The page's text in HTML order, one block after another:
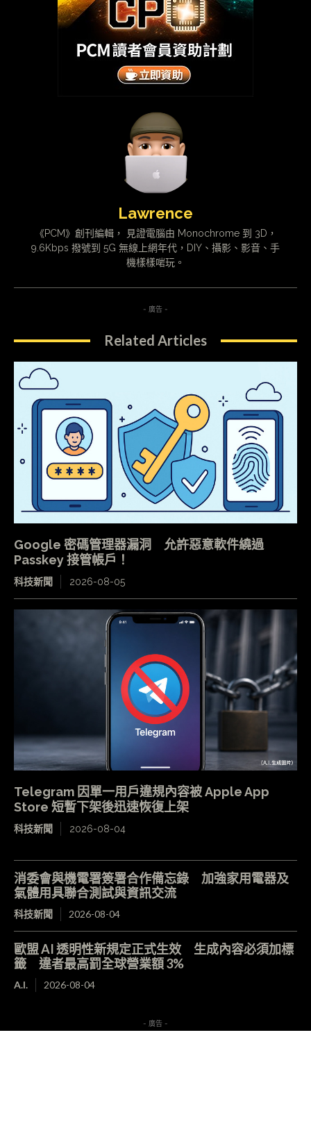
Lawrence
《PCM》創刊編輯， 見證電腦由 Monochrome 到 3D，
9.6Kbps 撥號到 5G 無線上網年代，DIY、攝影、影音、手
機樣樣啱玩。
- 廣告 -
Related Articles
Google 密碼管理器漏洞 允許惡意軟件繞過
Passkey 接管帳戶！
科技新聞 2026-08-05
Telegram 因單一用戶違規內容被 Apple App
Store 短暫下架後迅速恢復上架
科技新聞 2026-08-04
消委會與機電署簽署合作備忘錄 加強家用電器及
氣體用具聯合測試與資訊交流
科技新聞 2026-08-04
歐盟 AI 透明性新規定正式生效 生成內容必須加標
籤 違者最高罰全球營業額 3%
A.I. 2026-08-04
- 廣告 -